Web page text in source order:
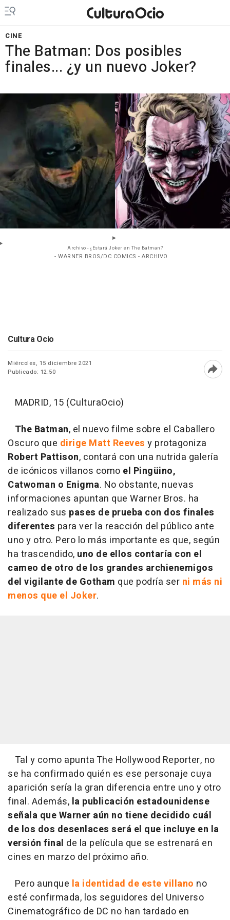
CINE
The Batman: Dos posibles
finales... ¿y un nuevo Joker?
Archivo - ¿Estará Joker en The Batman?
- WARNER BROS/DC COMICS - ARCHIVO
Cultura Ocio
Miércoles, 15 diciembre 2021
Publicado: 12:50
MADRID, 15 (CulturaOcio)
The Batman, el nuevo filme sobre el Caballero
Oscuro que dirige Matt Reeves y protagoniza
Robert Pattison, contará con una nutrida galería
de icónicos villanos como el Pingüino,
Catwoman o Enigma. No obstante, nuevas
informaciones apuntan que Warner Bros. ha
realizado sus pases de prueba con dos finales
diferentes para ver la reacción del público ante
uno y otro. Pero lo más importante es que, según
ha trascendido, uno de ellos contaría con el
cameo de otro de los grandes archienemigos
del vigilante de Gotham que podría ser ni más ni
menos que el Joker.
Tal y como apunta The Hollywood Reporter, no
se ha confirmado quién es ese personaje cuya
aparición sería la gran diferencia entre uno y otro
final. Además, la publicación estadounidense
señala que Warner aún no tiene decidido cuál
de los dos desenlaces será el que incluye en la
versión final de la película que se estrenará en
cines en marzo del próximo año.
Pero aunque la identidad de este villano no
esté confirmada, los seguidores del Universo
Cinematográfico de DC no han tardado en